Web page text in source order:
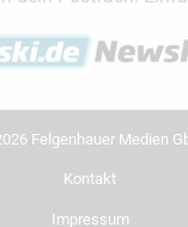
Felgenhauer Medien
Kontakt
Impressum